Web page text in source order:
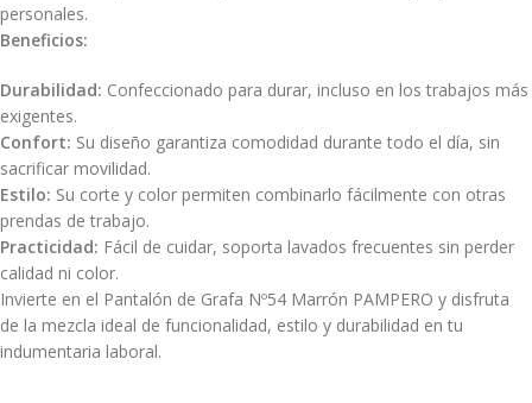
personales.
Beneficios:
Durabilidad: Confeccionado para durar, incluso en los trabajos más
exigentes.
Confort: Su diseño garantiza comodidad durante todo el día, sin
sacrificar movilidad.
Estilo: Su corte y color permiten combinarlo fácilmente con otras
prendas de trabajo.
Practicidad: Fácil de cuidar, soporta lavados frecuentes sin perder
calidad ni color.
Invierte en el Pantalón de Grafa Nº54 Marrón PAMPERO y disfruta
de la mezcla ideal de funcionalidad, estilo y durabilidad en tu
indumentaria laboral.